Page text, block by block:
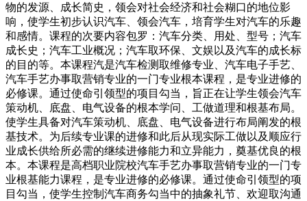
物的发源、成长简史，领会对社会经济和社会糊口的地位影
响，使学生初步认识汽车、领会汽车，培育学生对汽车的乐趣
和感情。课程的次要内容包罗：汽车分类、用处、型号；汽车
成长史；汽车工业概况；汽车取环保、文娱以及汽车的成长标
的目的等。本课程汽是汽车检测取维修专业、汽车电子手艺、
汽车手艺办事取营销专业的一门专业根本课程，是专业进修的
必修课。通过使命引领型的项目勾当，旨正在让学生领会汽车
策动机、底盘、电气设备的根本学问、工做道理和根基布局。
使学生具备对汽车策动机、底盘、电气设备进行布局阐发的根
基技术。为后续专业课的进修和此后从现实际工做以及顺应行
业成长供给所必需的继续进修能力和立异能力，奠基优良的根
本。本课程是高档职业院校汽车手艺办事取营销专业的一门专
业根基能力课程，是专业进修的必修课。通过使命引领型的项
目勾当，使学生控制汽车商务勾当中的抽象礼节、欢迎取沟通